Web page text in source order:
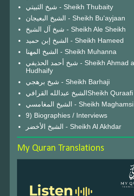
شيخ الثبيتي - Sheikh Thubaity
الشيخ البعيجان - Sheikh Bu'ayjaan
شيخ آل الشيخ - Sheikh Ale Sheikh
الشيخ إبن حميد - Sheikh Hameed
الشيخ المهنا - Sheikh Muhanna
شيخ أحمد الحذيفي - Sheikh Ahmad al
Hudhaify
شيخ برهجي - Sheikh Barhaji
الشيخ عبدالله القرافيSheikh Quraafi
الشيخ المغامسي - Sheikh Maghamsi
9) Biographies / Interviews
الشيخ الأخضر - Sheikh Al Akhdar
My Quran Translations